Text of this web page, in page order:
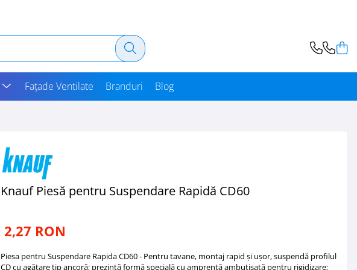
Fațade Ventilate Branduri Blog
Knauf Piesă pentru Suspendare Rapidă CD60
2,27 RON
Piesa pentru Suspendare Rapida CD60 - Pentru tavane, montaj rapid şi uşor, suspendă profilul
CD cu agăţare tip ancoră; prezintă formă specială cu amprentă ambutisată pentru rigidizare;